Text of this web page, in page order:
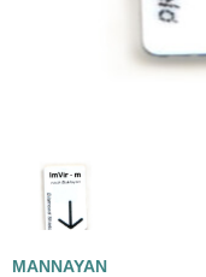
MANNAYAN